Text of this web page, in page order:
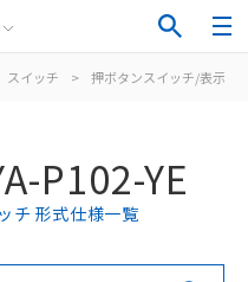
スイッチ > 押ボタンスイッチ/表示灯
P102-YE
チ 形式仕様一覧